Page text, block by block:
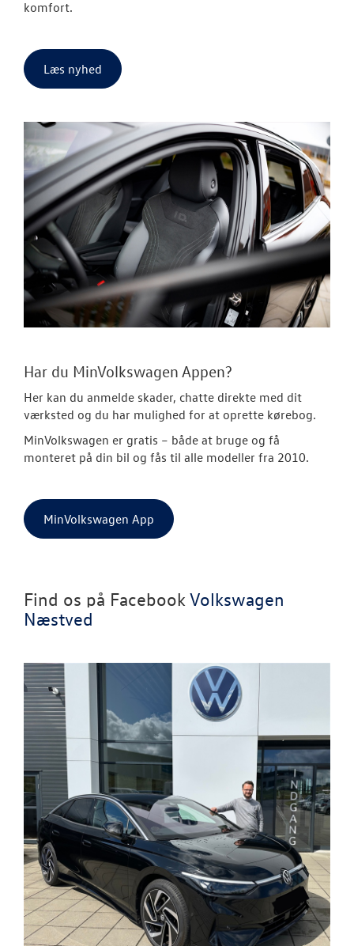
komfort.
Læs nyhed
Har du MinVolkswagen Appen?
Her kan du anmelde skader, chatte direkte med dit
værksted og du har mulighed for at oprette kørebog.
MinVolkswagen er gratis – både at bruge og få
monteret på din bil og fås til alle modeller fra 2010.
MinVolkswagen App
Find os på Facebook Volkswagen
Næstved